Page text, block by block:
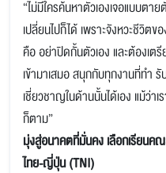
“ไม่มีใครค้นหาตัวเองเจอแบบต
เปลี่ยนไปก็ได้ เพราะจังหวะชีวิต
คือ อย่าปิดกั้นตัวเอง และต้องเต
เข้ามาเสมอ สนุกกับทุกงานที่ทำ
เชี่ยวชาญในด้านนั้นได้เอง แม้ว่า
ก็ตาม”
มุ่งสู่อนาคตที่มั่นคง เลือกเรียนค
ไทย-ญี่ปุ่น (TNI)